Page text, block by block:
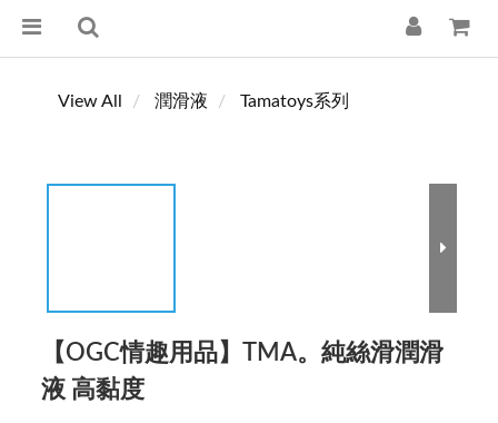
View All 潤滑液 Tamatoys系列
【OGC情趣用品】TMA。純絲滑潤滑
液 高黏度